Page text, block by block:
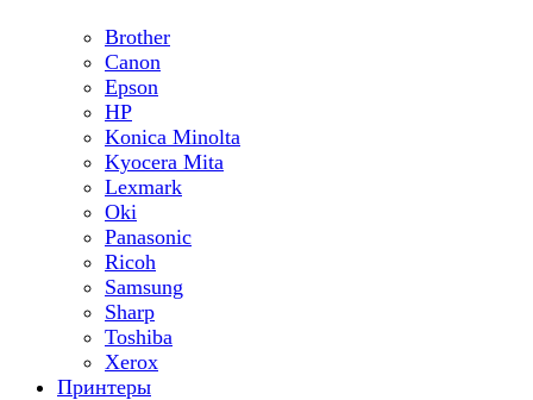
Brother
Canon
Epson
HP
Konica Minolta
Kyocera Mita
Lexmark
Oki
Panasonic
Ricoh
Samsung
Sharp
Toshiba
Xerox
Принтеры